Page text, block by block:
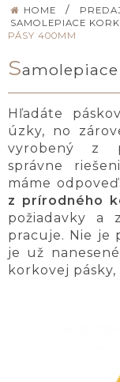
HOME /
SAMOLEPIACE
PÁSY 400MM
S
Hľadáte
úzky, no
vyrobený z
správne
máme
z prírodného
požiadavky a
pracuje. Nie je
je už
korkovej